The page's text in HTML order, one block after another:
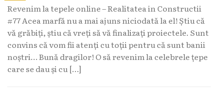
Revenim la tepele online – Realitatea in Constructii
#77 Acea marfă nu a mai ajuns niciodată la el! Știu că
vă grăbiți, știu că vreți să vă finalizați proiectele. Sunt
convins că vom fii atenți cu toții pentru că sunt banii
noștri… Bună dragilor! O să revenim la celebrele țepe
care se dau și cu […]